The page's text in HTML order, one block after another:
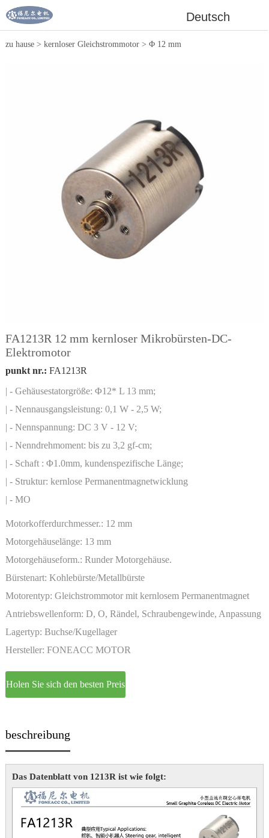
Deutsch
zu hause> kernloser Gleichstrommotor> Φ 12 mm
FA1213R 12 mm kernloser Mikrobürsten-DC-
Elektromotor
punkt nr.: FA1213R
| - Gehäusestatorgröße: Φ12* L 13 mm;
| - Nennausgangsleistung: 0,1 W - 2,5 W;
| - Nennspannung: DC 3 V - 12 V;
| - Nenndrehmoment: bis zu 3,2 gf-cm;
| - Schaft : Φ1.0mm, kundenspezifische Länge;
| - Struktur: kernlose Permanentmagnetwicklung
| - MO
Motorkofferdurchmesser.: 12 mm
Motorgehäuselänge: 13 mm
Motorgehäuseform.: Runder Motorgehäuse.
Bürstenart: Kohlebürste/Metallbürste
Motorentyp: Gleichstrommotor mit kernlosem Permanentmagnet
und Bürste
Antriebswellenform: D, O, Rändel, Schraubengewinde, Anpassung
Lagertyp: Buchse/Kugellager
Hersteller: FONEACC MOTOR
Holen Sie sich den besten Preis
beschreibung
Das Datenblatt von 1213R ist wie folgt: